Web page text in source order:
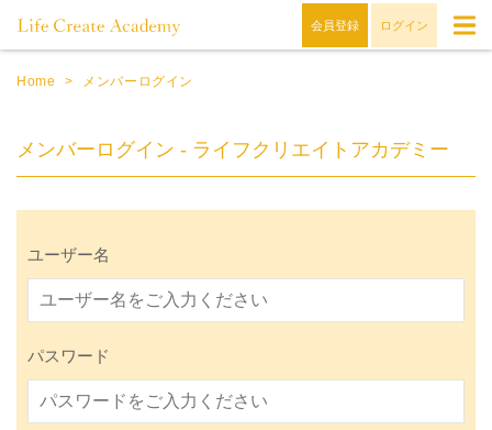
会員登録 ログイン
Home > メンバーログイン
メンバーログイン - ライフクリエイトアカデミー
ユーザー名
パスワード